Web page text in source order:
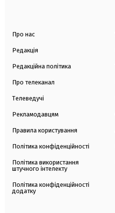
Про нас
Редакція
Редакційна політика
Про телеканал
Телеведучі
Рекламодавцям
Правила користування
Політика конфіденційності
Політика використання
штучного інтелекту
Політика конфіденційності
додатку